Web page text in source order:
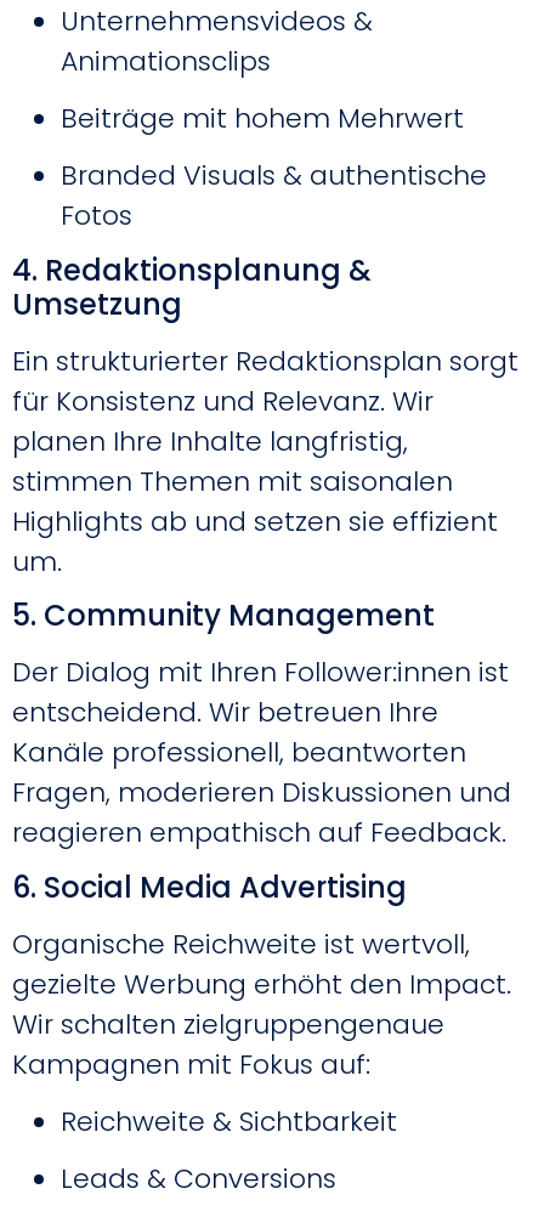
Unternehmensvideos &
Animationsclips
Beiträge mit hohem Mehrwert
Branded Visuals & authentische
Fotos
4. Redaktionsplanung &
Umsetzung
Ein strukturierter Redaktionsplan sorgt
für Konsistenz und Relevanz. Wir
planen Ihre Inhalte langfristig,
stimmen Themen mit saisonalen
Highlights ab und setzen sie effizient
um.
5. Community Management
Der Dialog mit Ihren Follower:innen ist
entscheidend. Wir betreuen Ihre
Kanäle professionell, beantworten
Fragen, moderieren Diskussionen und
reagieren empathisch auf Feedback.
6. Social Media Advertising
Organische Reichweite ist wertvoll,
gezielte Werbung erhöht den Impact.
Wir schalten zielgruppengenaue
Kampagnen mit Fokus auf:
Reichweite & Sichtbarkeit
Leads & Conversions